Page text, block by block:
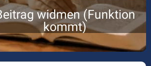
widmen (Funktion
kommt)